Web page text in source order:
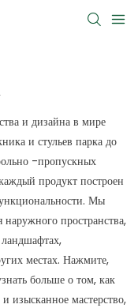
и дизайна в мире
и стульев парка до
-пропускных
продукт построен
Мы
пространства,
местах. Нажмите,
больше о том, как
изысканное мастерство,